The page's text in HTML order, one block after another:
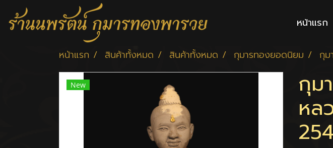
หน้าแรก
หน้าแรก สินค้าทั้งหมด สินค้าทั้งหมด กุมารทองยอดนิยม กุ
New กุม
หล